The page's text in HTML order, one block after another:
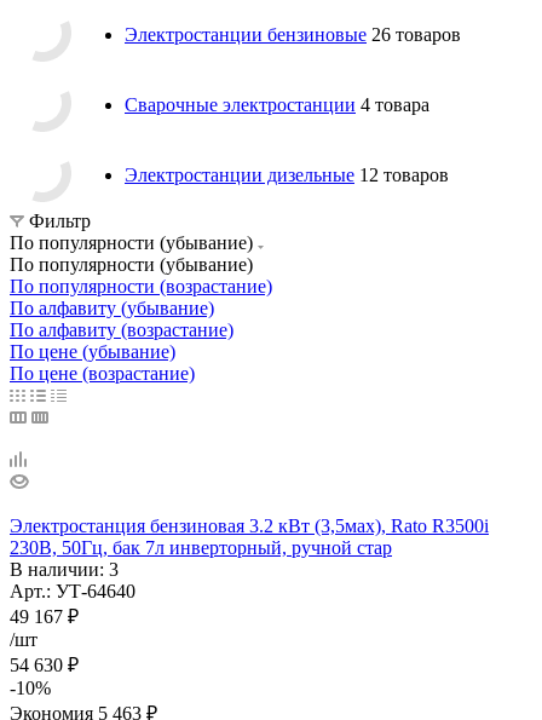
Электростанции бензиновые 26 товаров
Сварочные электростанции 4 товара
Электростанции дизельные 12 товаров
Фильтр
По популярности (убывание)
По популярности (убывание)
По популярности (возрастание)
По алфавиту (убывание)
По алфавиту (возрастание)
По цене (убывание)
По цене (возрастание)
Электростанция бензиновая 3.2 кВт (3,5мах), Rato R3500i
230В, 50Гц, бак 7л инверторный, ручной стар
В наличии: 3
Арт.: УТ-64640
49 167 ₽
/шт
54 630 ₽
-10%
Экономия 5 463 ₽